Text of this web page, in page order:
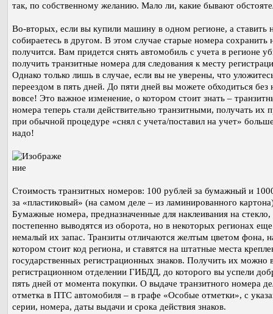
так, по собственному желанию. Мало ли, какие бывают
Во-вторых, если вы купили машину в одном регионе, а ставить
собираетесь в другом. В этом случае старые номера сохранить
получится. Вам придется снять автомобиль с учета в регионе
получить транзитные номера для следования к месту
Однако только лишь в случае, если вы не уверены, что
переездом в пять дней. До пяти дней вы можете обходиться без
вовсе! Это важное изменение, о котором стоит знать –
номера теперь стали действительно транзитными, получать их
при обычной процедуре «снял с учета/поставил на учет»
надо!
Стоимость транзитных номеров: 100 рублей за бумажный и
за «пластиковый» (на самом деле – из ламинированного
Бумажные номера, предназначенные для наклеивания на стекло,
постепенно выводятся из оборота, но в некоторых регионах еще
немалый их запас. Транзиты отличаются желтым цветом фона,
котором стоит код региона, и ставятся на штатные места
государственных регистрационных знаков. Получить их можно
регистрационном отделении ГИБДД, до которого вы успели
пять дней от момента покупки. О выдаче транзитного номера
отметка в ПТС автомобиля – в графе «Особые отметки», с
серии, номера, даты выдачи и срока действия знаков.